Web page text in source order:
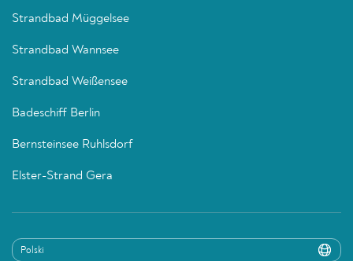
Strandbad Müggelsee
Strandbad Wannsee
Strandbad Weißensee
Badeschiff Berlin
Bernsteinsee Ruhlsdorf
Elster-Strand Gera